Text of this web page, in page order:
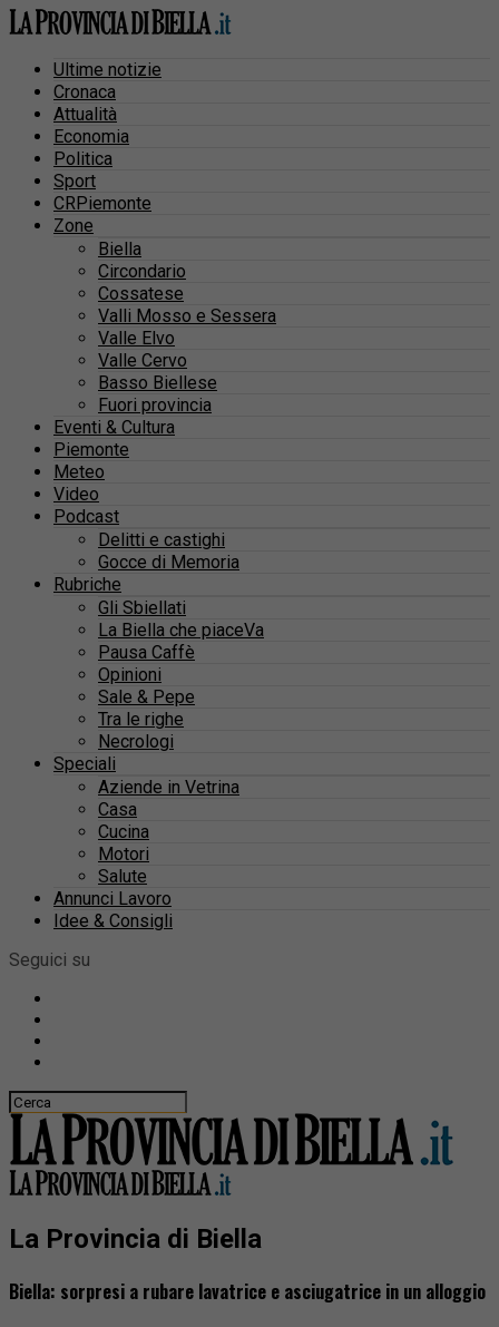
Ultime notizie
Cronaca
Attualità
Economia
Politica
Sport
CRPiemonte
Zone
Biella
Circondario
Cossatese
Valli Mosso e Sessera
Valle Elvo
Valle Cervo
Basso Biellese
Fuori provincia
Eventi & Cultura
Piemonte
Meteo
Video
Podcast
Delitti e castighi
Gocce di Memoria
Rubriche
Gli Sbiellati
La Biella che piaceVa
Pausa Caffè
Opinioni
Sale & Pepe
Tra le righe
Necrologi
Speciali
Aziende in Vetrina
Casa
Cucina
Motori
Salute
Annunci Lavoro
Idee & Consigli
Seguici su
La Provincia di Biella
Biella: sorpresi a rubare lavatrice e asciugatrice in un alloggio